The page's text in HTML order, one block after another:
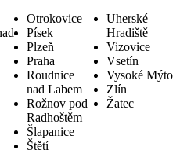
Otrokovice
Písek
Plzeň
Praha
Roudnice
nad Labem
Rožnov pod
Radhoštěm
Šlapanice
Štětí
Uherské
Hradiště
Vizovice
Vsetín
Vysoké Mýto
Zlín
Žatec